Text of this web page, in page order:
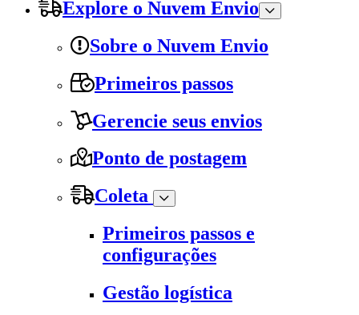
Explore o Nuvem Envio
Sobre o Nuvem Envio
Primeiros passos
Gerencie seus envios
Ponto de postagem
Coleta
Primeiros passos e
configurações
Gestão logística